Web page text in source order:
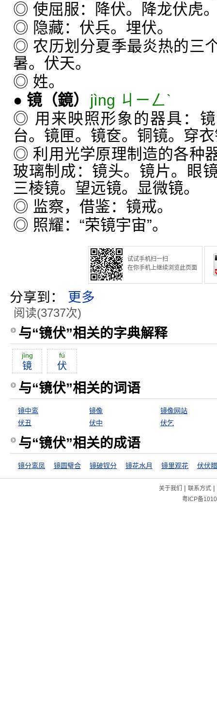
◎ 使屈服：降伏。降龙伏虎
◎ 隐藏：伏兵。埋伏。
◎ 农历划分夏季最炎热的三
暑。伏天。
◎ 姓。
● 镜 （鏡）
jìng ㄐㄧㄥˋ
◎ 用来映照形象的器具：镜
台。镜匣。镜奁。铜镜。穿
◎ 利用光学原理制造的各种
玻璃制成：镜头。镜片。眼
三棱镜。望远镜。显微镜。
◎ 监察，借鉴：镜戒。
◎ 照耀：“荣镜宇宙”。
试试手机扫一扫
在你手机上继续浏览此页面
分享到： 更多
阅读(3737次)
与“镜伏”相关的字典解释
jìng
镜
fú
伏
与“镜伏”相关的词语
镜中鸾 镜像
镜像网站
伏丑
伏中 伏乞
与“镜伏”相关的成语
镜分鸾凤 镜圆璧合 镜破钗分 镜花水月 镜里观花 伏伏
关于我们 | 联系方式|
粤ICP备